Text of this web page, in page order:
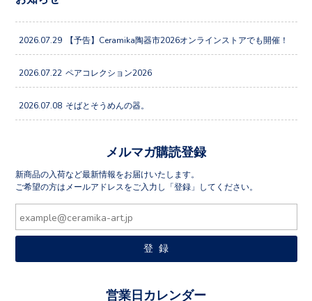
2026.07.29 【予告】Ceramika陶器市2026オンラインストアでも開催！
2026.07.22 ペアコレクション2026
2026.07.08 そばとそうめんの器。
メルマガ購読登録
新商品の入荷など最新情報をお届けいたします。
ご希望の方はメールアドレスをご入力し「登録」してください。
営業日カレンダー